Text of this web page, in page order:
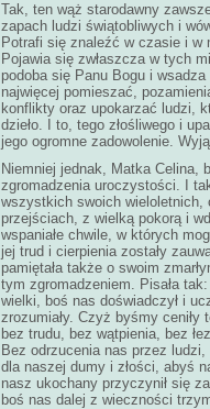
Tak, ten wąż starodawny
zapach ludzi świątobliwych i
Potrafi się znaleźć w czasie i w
Pojawia się zwłaszcza w tych
podoba się Panu Bogu i
najwięcej pomieszać,
konflikty oraz upokarzać ludzi,
dzieło. I to, tego złośliwego i
jego ogromne zadowolenie.
Niemniej jednak, Matka Celina,
zgromadzenia uroczystości. I
wszystkich swoich
przejściach, z wielką pokorą i
wspaniałe chwile, w których
jej trud i cierpienia zostały
pamiętała także o swoim
tym zgromadzeniem. Pisała
wielki, boś nas doświadczył i
zrozumiały. Czyż byśmy ceniły
bez trudu, bez wątpienia, bez
Bez odrzucenia nas przez
dla naszej dumy i złości, abyś
nasz ukochany przyczynił się
boś nas dalej z wieczności